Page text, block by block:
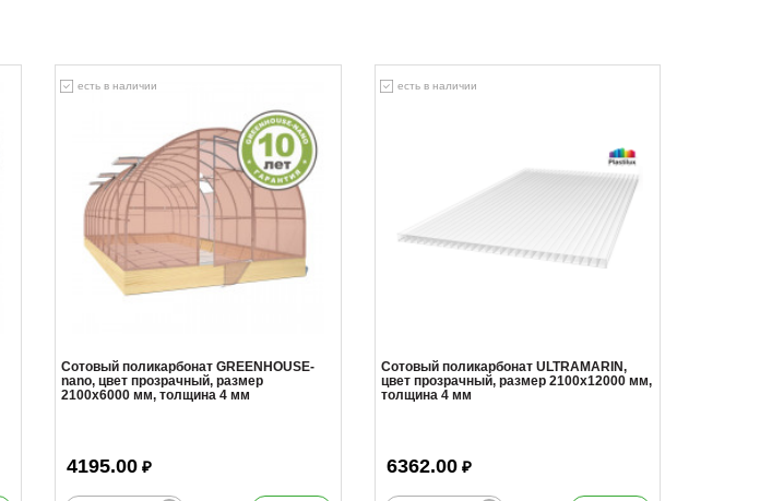
есть в наличии
Сотовый поликарбонат GREENHOUSE-
nano, цвет прозрачный, размер
2100x6000 мм, толщина 4 мм
4195.00 ₽
есть в наличии
Сотовый поликарбонат ULTRAMARIN,
цвет прозрачный, размер 2100x12000 мм,
толщина 4 мм
6362.00₽